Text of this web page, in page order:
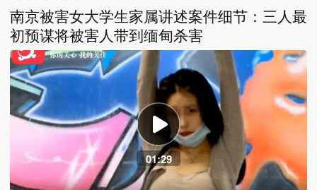
南京被害女大学生家属讲述案件细节：三人最
初预谋将被害人带到缅甸杀害
01:29